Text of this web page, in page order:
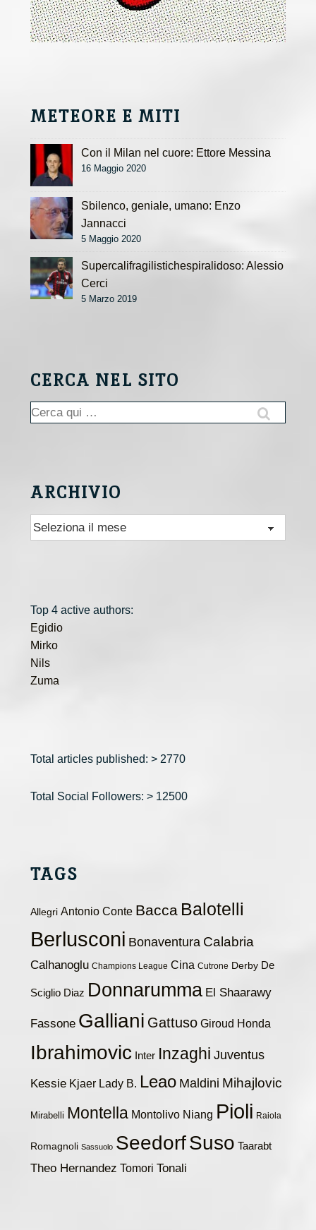
METEORE E MITI
Con il Milan nel cuore: Ettore Messina
16 Maggio 2020
Sbilenco, geniale, umano: Enzo
Jannacci
5 Maggio 2020
Supercalifragilistichespiralidoso: Alessio
Cerci
5 Marzo 2019
CERCA NEL SITO
Cerca:
ARCHIVIO
Archivio
Top 4 active authors:
Egidio
Mirko
Nils
Zuma
Total articles published: > 2770
Total Social Followers: > 12500
TAGS
Allegri Antonio Conte Bacca Balotelli
Berlusconi Bonaventura Calabria
Calhanoglu Champions League Cina Cutrone Derby De
Sciglio Diaz Donnarumma El Shaarawy
Fassone Galliani Gattuso Giroud Honda
Ibrahimovic Inter Inzaghi Juventus
Kessie Kjaer Lady B. Leao Maldini Mihajlovic
Mirabelli Montella Montolivo Niang Pioli Raiola
Romagnoli Sassuolo SeedorfSuso Taarabt
Theo Hernandez Tomori Tonali